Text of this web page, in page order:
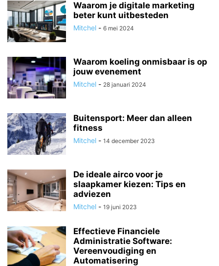
Waarom je digitale marketing
beter kunt uitbesteden
Mitchel - 6 mei 2024
Waarom koeling onmisbaar is op
jouw evenement
Mitchel - 28 januari 2024
Buitensport: Meer dan alleen
fitness
Mitchel - 14 december 2023
De ideale airco voor je
slaapkamer kiezen: Tips en
adviezen
Mitchel - 19 juni 2023
Effectieve Financiele
Administratie Software:
Vereenvoudiging en
Automatisering